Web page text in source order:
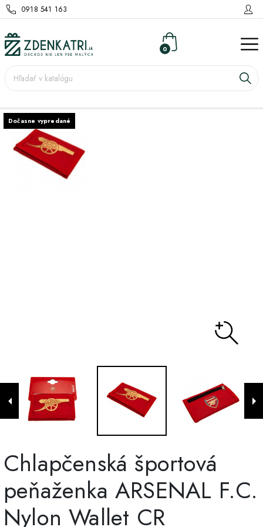
0918 541 163
0
Dočasne vypredané
Chlapčenská športová
peňaženka ARSENAL F.C.
Nylon Wallet CR